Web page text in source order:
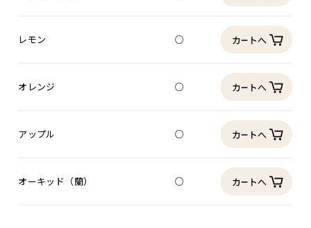
レモン ○
オレンジ ○
アップル ○
オーキッド（蘭） ○